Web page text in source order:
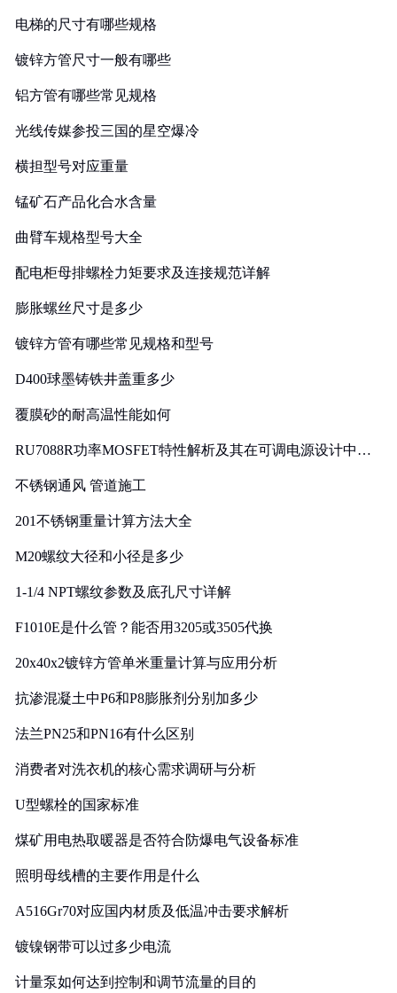
电梯的尺寸有哪些规格
镀锌方管尺寸一般有哪些
铝方管有哪些常见规格
光线传媒参投三国的星空爆冷
横担型号对应重量
锰矿石产品化合水含量
曲臂车规格型号大全
配电柜母排螺栓力矩要求及连接规范详解
膨胀螺丝尺寸是多少
镀锌方管有哪些常见规格和型号
D400球墨铸铁井盖重多少
覆膜砂的耐高温性能如何
RU7088R功率MOSFET特性解析及其在可调电源设计中的
不锈钢通风 管道施工
201不锈钢重量计算方法大全
M20螺纹大径和小径是多少
1-1/4 NPT螺纹参数及底孔尺寸详解
F1010E是什么管？能否用3205或3505代换
20x40x2镀锌方管单米重量计算与应用分析
抗渗混凝土中P6和P8膨胀剂分别加多少
法兰PN25和PN16有什么区别
消费者对洗衣机的核心需求调研与分析
U型螺栓的国家标准
煤矿用电热取暖器是否符合防爆电气设备标准
照明母线槽的主要作用是什么
A516Gr70对应国内材质及低温冲击要求解析
镀镍钢带可以过多少电流
计量泵如何达到控制和调节流量的目的